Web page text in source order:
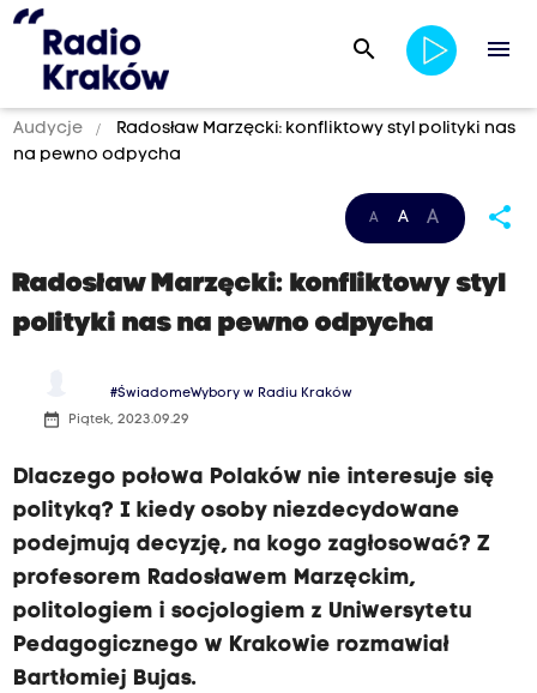
search menu
Audycje
Radosław Marzęcki: konfliktowy styl polityki nas
na pewno odpycha
A A A share
Radosław Marzęcki: konfliktowy styl
polityki nas na pewno odpycha
#ŚwiadomeWybory w Radiu Kraków
date_range Piątek, 2023.09.29
Dlaczego połowa Polaków nie interesuje się
polityką? I kiedy osoby niezdecydowane
podejmują decyzję, na kogo zagłosować? Z
profesorem Radosławem Marzęckim,
politologiem i socjologiem z Uniwersytetu
Pedagogicznego w Krakowie rozmawiał
Bartłomiej Bujas.